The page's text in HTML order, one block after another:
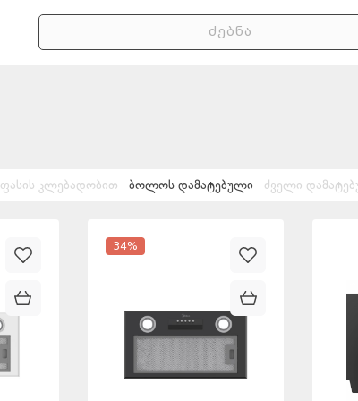
ფასის კლებადობით ბოლოს დამატებული ძველი
34%